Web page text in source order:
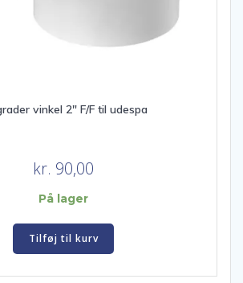
vinkel 2″ F/F til udespa
kr. 90,00
På lager
Tilføj til kurv